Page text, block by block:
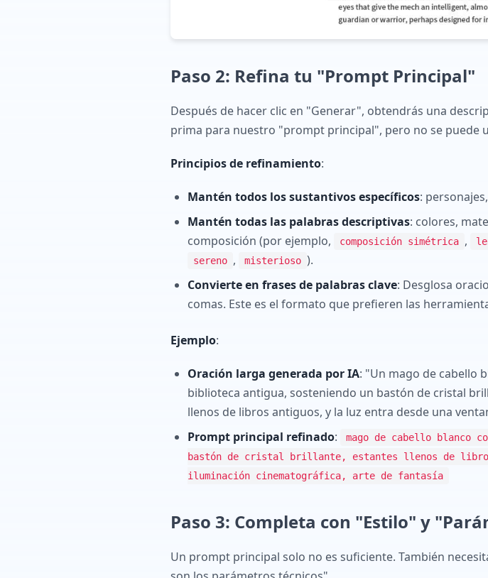
Paso 2: Refina tu "Prompt Principal"
Después de hacer clic en "Generar", obtendrás una
prima para nuestro "prompt principal", pero no se puede
Principios de refinamiento:
Mantén todos los sustantivos específicos:
Mantén todas las palabras descriptivas: colores,
composición (por ejemplo,
composición simétrica ,
sereno , misterioso ).
Convierte en frases de palabras clave: Desglosa
comas. Este es el formato que prefieren las
Ejemplo:
Oración larga generada por IA: "Un mago de cabello
biblioteca antigua, sosteniendo un bastón de cristal
llenos de libros antiguos, y la luz entra desde una
Prompt principal refinado:
mago de cabello blanco
bastón de cristal brillante, estantes llenos de
iluminación cinematográfica, arte de fantasía
Paso 3: Completa con "Estilo" y
Un prompt principal solo no es suficiente. También